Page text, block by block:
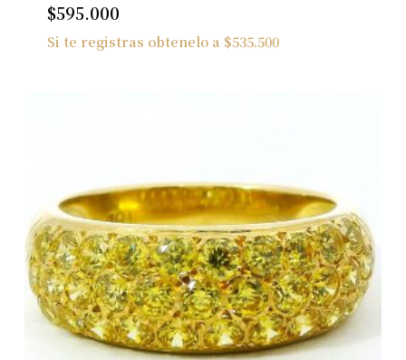
$595.000
Si te registras obtenelo a $535.500